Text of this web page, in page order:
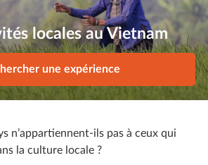
locales au Vietnam
une expérience
n’appartiennent-ils pas à ceux qui
la culture locale ?